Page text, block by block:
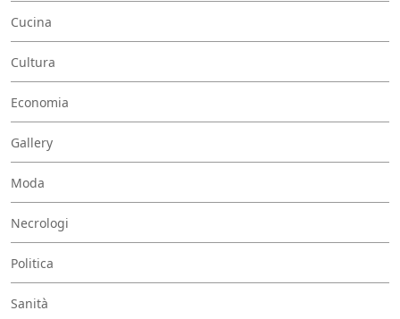
Cucina
Cultura
Economia
Gallery
Moda
Necrologi
Politica
Sanità